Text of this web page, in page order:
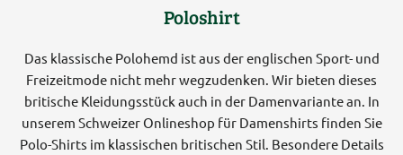
Poloshirt
Das klassische Polohemd ist aus der englischen Sport- und
Freizeitmode nicht mehr wegzudenken. Wir bieten dieses
britische Kleidungsstück auch in der Damenvariante an. In
unserem Schweizer Onlineshop für Damenshirts finden Sie
Polo-Shirts im klassischen britischen Stil. Besondere Details